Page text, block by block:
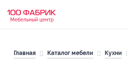
Мебельный центр
Главная Каталог мебели Кухни